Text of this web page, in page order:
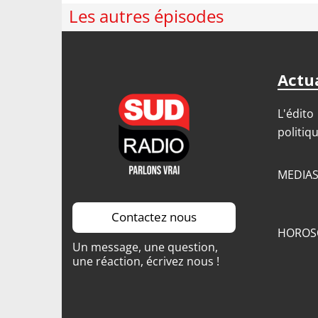
Les autres épisodes
Contactez nous
Un message, une question,
une réaction, écrivez nous !
L'édito
MEDIAS